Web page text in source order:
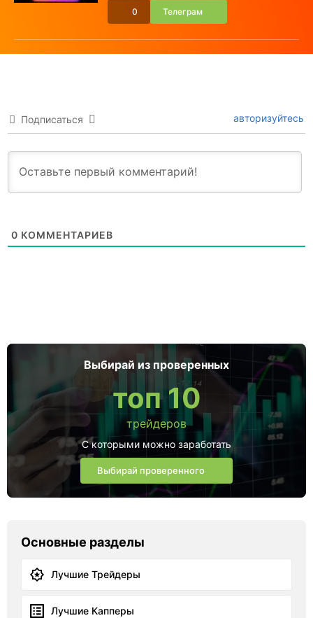
0 Телеграм
Подписаться авторизуйтесь
0 КОММЕНТАРИЕВ
Выбирай из проверенных
топ 10
трейдеров
С которыми можно заработать
Выбирай проверенного
Основные разделы
Лучшие Трейдеры
Лучшие Капперы